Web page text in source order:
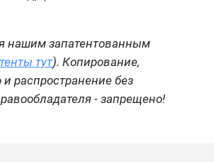
нашим запатентованным
тут). Копирование,
и распространение без
- запрещено!